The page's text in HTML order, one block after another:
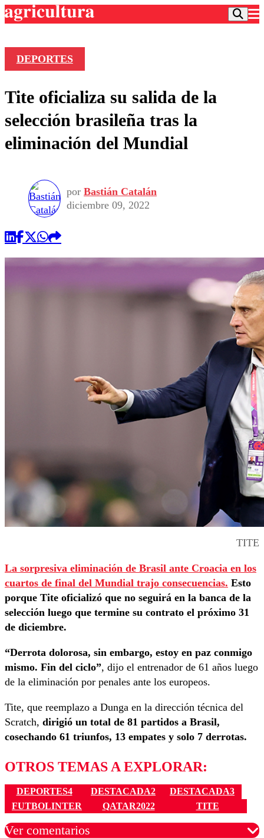
Frecuencias
Agricultura TV
Deportes
Colo Colo
Seleccion Chilena
Torneo Internacional
Entretención
Economía
Internacional
Publicaciones en medios
Opinión
DEPORTES
Tite oficializa su salida de la
selección brasileña tras la
eliminación del Mundial
por Bastián Catalán
diciembre 09, 2022
TITE
La sorpresiva eliminación de Brasil ante Croacia en los
cuartos de final del Mundial trajo consecuencias. Esto
porque Tite oficializó que no seguirá en la banca de la
selección luego que termine su contrato el próximo 31
de diciembre.
“Derrota dolorosa, sin embargo, estoy en paz conmigo
mismo. Fin del ciclo”, dijo el entrenador de 61 años luego
de la eliminación por penales ante los europeos.
Tite, que reemplazo a Dunga en la dirección técnica del
Scratch, dirigió un total de 81 partidos a Brasil,
cosechando 61 triunfos, 13 empates y solo 7 derrotas.
OTROS TEMAS A EXPLORAR:
DEPORTES4 DESTACADA2
DESTACADA3
FUTBOLINTER
QATAR2022 TITE
Ver comentarios